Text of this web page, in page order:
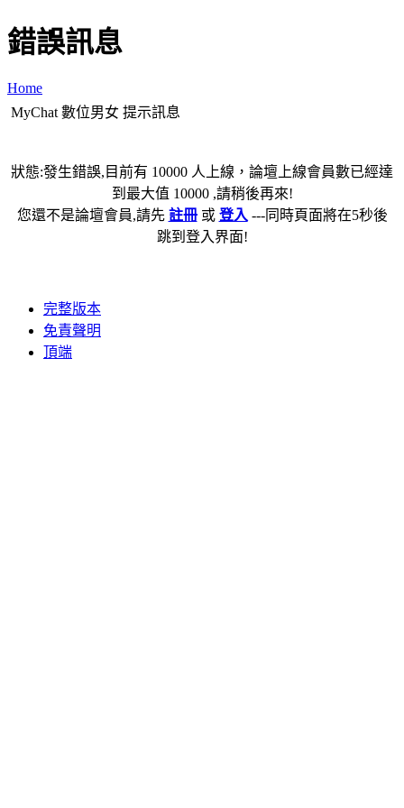
錯誤訊息
Home
MyChat 數位男女 提示訊息
狀態:發生錯誤,目前有 10000 人上線，論壇上線會員數已經達
到最大值 10000 ,請稍後再來!
您還不是論壇會員,請先 註冊或 登入 ---同時頁面將在5秒後
跳到登入界面!
完整版本
免責聲明
頂端